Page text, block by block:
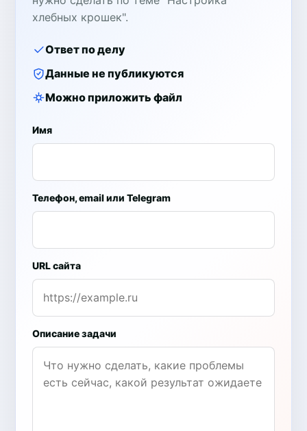
хлебных крошек".
Ответ по делу
Данные не публикуются
Можно приложить файл
Имя
Телефон, email или Telegram
URL сайта
Описание задачи